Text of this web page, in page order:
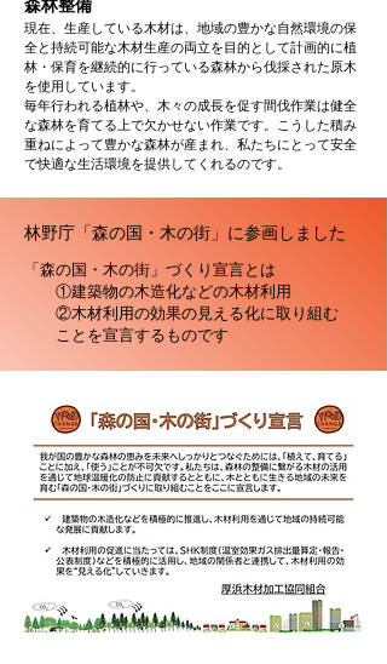
​森林整備
現在、生産している木材は、地域の豊かな自然環境の保
全と持続可能な木材生産の両立を目的として計画的に植
林・保育を継続的に行っている森林から伐採された原木
を使用しています。
毎年行われる植林や、木々の成長を促す間伐作業は健全
な森林を育てる上で欠かせない作業です。こうした積み
重ねによって豊かな森林が産まれ、私たちにとって安全
で快適な生活環境を提供してくれるのです。
​林野庁「森の国・木の街」に参画しました
​「森の国・木の街」づくり宣言とは
①建築物の木造化などの木材利用
②木材利用の効果の見える化に取り組む
​ ことを宣言するものです